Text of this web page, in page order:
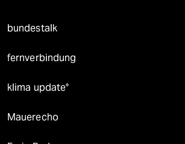
bundestalk
fernverbindung
klima update°
Mauerecho